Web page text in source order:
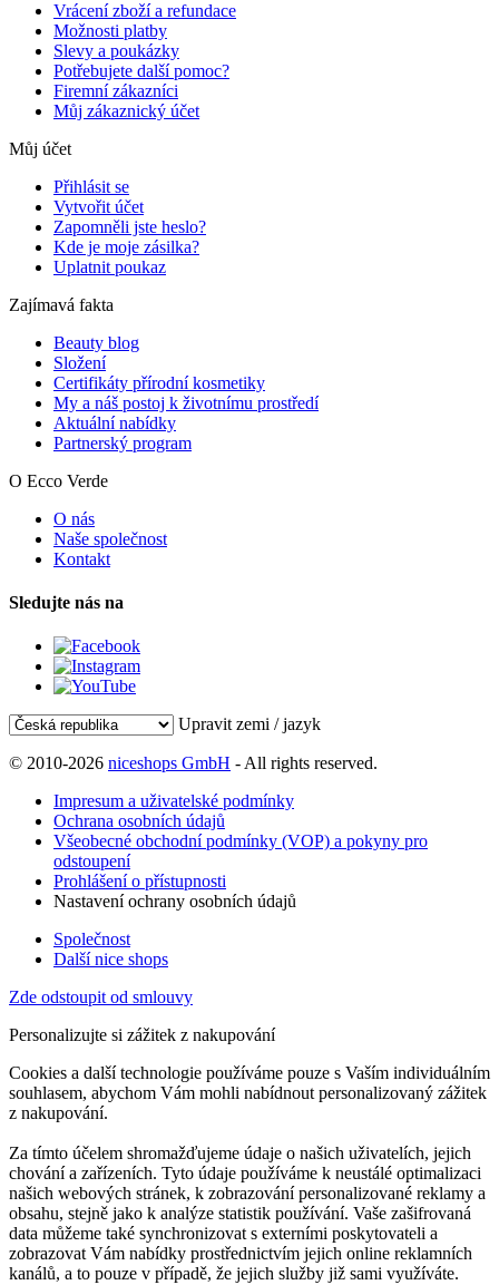
Vrácení zboží a refundace
Možnosti platby
Slevy a poukázky
Potřebujete další pomoc?
Firemní zákazníci
Můj zákaznický účet
Můj účet
Přihlásit se
Vytvořit účet
Zapomněli jste heslo?
Kde je moje zásilka?
Uplatnit poukaz
Zajímavá fakta
Beauty blog
Složení
Certifikáty přírodní kosmetiky
My a náš postoj k životnímu prostředí
Aktuální nabídky
Partnerský program
O Ecco Verde
O nás
Naše společnost
Kontakt
Sledujte nás na
Upravit zemi / jazyk
© 2010-2026 niceshops GmbH - All rights reserved.
Impresum a uživatelské podmínky
Ochrana osobních údajů
Všeobecné obchodní podmínky (VOP) a pokyny pro
odstoupení
Prohlášení o přístupnosti
Nastavení ochrany osobních údajů
Společnost
Další nice shops
Zde odstoupit od smlouvy
Personalizujte si zážitek z nakupování
Cookies a další technologie používáme pouze s Vaším individuálním
souhlasem, abychom Vám mohli nabídnout personalizovaný zážitek
z nakupování.
Za tímto účelem shromažďujeme údaje o našich uživatelích, jejich
chování a zařízeních. Tyto údaje používáme k neustálé optimalizaci
našich webových stránek, k zobrazování personalizované reklamy a
obsahu, stejně jako k analýze statistik používání. Vaše zašifrovaná
data můžeme také synchronizovat s externími poskytovateli a
zobrazovat Vám nabídky prostřednictvím jejich online reklamních
kanálů, a to pouze v případě, že jejich služby již sami využíváte.